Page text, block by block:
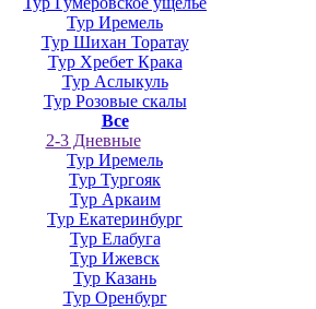
Тур Иремель
Тур Шихан Торатау
Тур Хребет Крака
Тур Аслыкуль
Тур Розовые скалы
Все
2-3 Дневные
Тур Иремель
Тур Тургояк
Тур Аркаим
Тур Екатеринбург
Тур Елабуга
Тур Ижевск
Тур Казань
Тур Оренбург